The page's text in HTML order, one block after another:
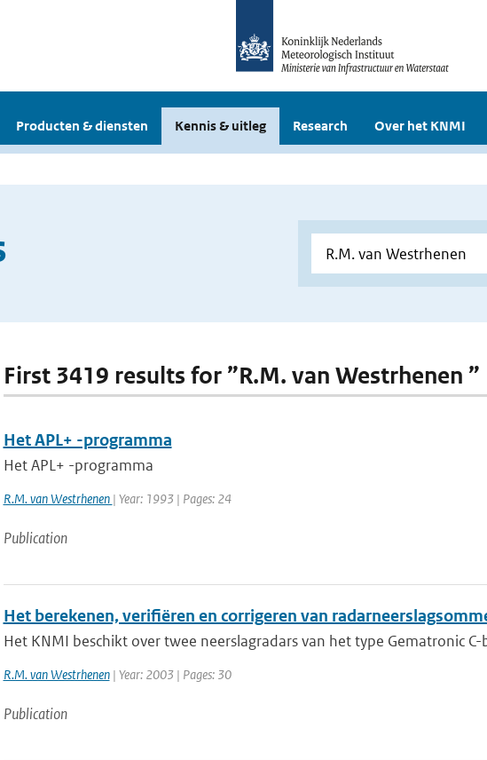
Producten & diensten Kennis & uitleg Research Over het KNMI
First 3419 results for ”R.M. van Westrhenen ”
Het APL+ -programma
Het APL+ -programma
R.M. van Westrhenen | Year: 1993 | Pages: 24
Publication
Het berekenen, verifiëren en corrigeren van
Het KNMI beschikt over twee neerslagradars van het type Gematronic
R.M. van Westrhenen| Year: 2003 | Pages: 30
Publication